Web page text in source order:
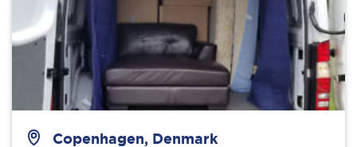
Copenhagen, Denmark